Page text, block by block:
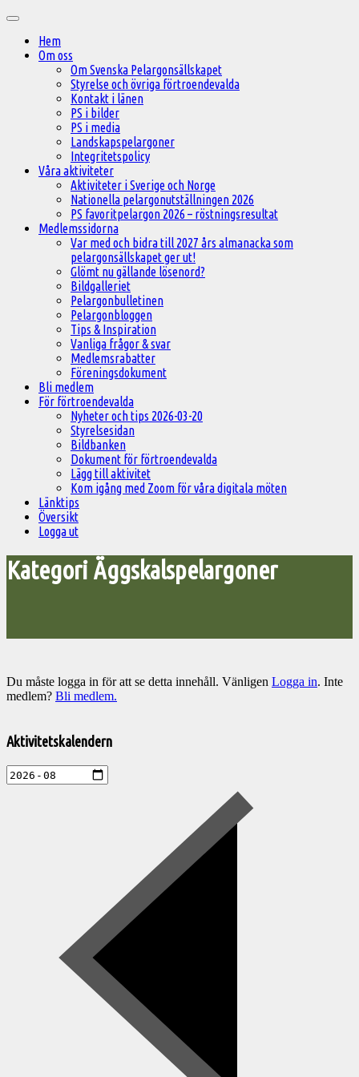
innehåll
Huvudmeny
Hem
Om oss
Om Svenska Pelargonsällskapet
Styrelse och övriga förtroendevalda
Kontakt i länen
PS i bilder
PS i media
Landskapspelargoner
Integritetspolicy
Våra aktiviteter
Aktiviteter i Sverige och Norge
Nationella pelargonutställningen 2026
PS favoritpelargon 2026 – röstningsresultat
Medlemssidorna
Var med och bidra till 2027 års almanacka som
pelargonsällskapet ger ut!
Glömt nu gällande lösenord?
Bildgalleriet
Pelargonbulletinen
Pelargonbloggen
Tips & Inspiration
Vanliga frågor & svar
Medlemsrabatter
Föreningsdokument
Bli medlem
För förtroendevalda
Nyheter och tips 2026-03-20
Styrelsesidan
Bildbanken
Dokument för förtroendevalda
Lägg till aktivitet
Kom igång med Zoom för våra digitala möten
Länktips
Översikt
Logga ut
Kategori Äggskalspelargoner
Du måste logga in för att se detta innehåll. Vänligen Logga in. Inte
medlem? Bli medlem.
till
aktiviteter
Aktivitetskalendern